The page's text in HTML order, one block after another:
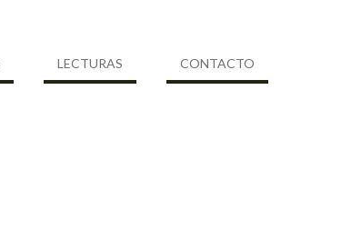
LECTURAS CONTACTO